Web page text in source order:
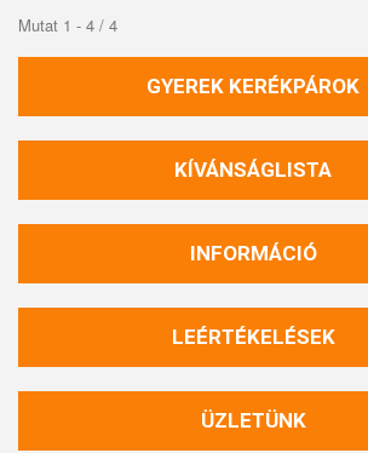
Mutat 1 - 4 / 4
GYEREK KERÉKPÁROK
KÍVÁNSÁGLISTA
INFORMÁCIÓ
LEÉRTÉKELÉSEK
ÜZLETÜNK